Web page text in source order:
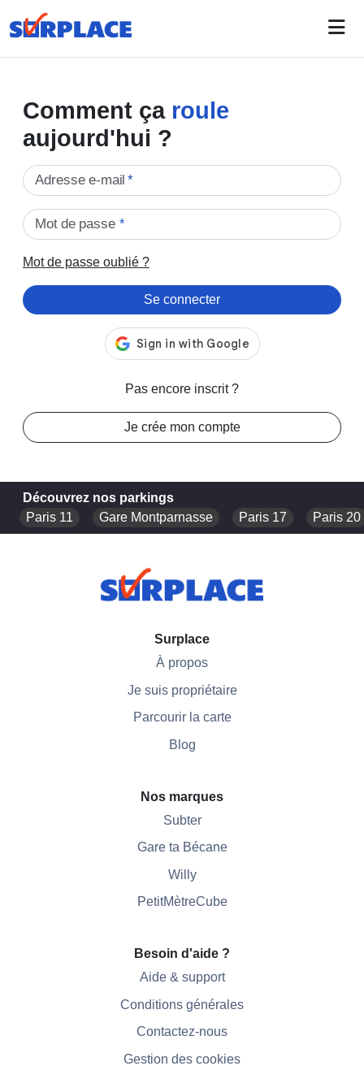
Comment ça roule
aujourd'hui ?
Adresse e-mail *
Mot de passe *
Mot de passe oublié ?
Se connecter
Pas encore inscrit ?
Je crée mon compte
Découvrez nos parkings
Paris 11
Gare Montparnasse Paris 17 Paris 20
Surplace
À propos
Je suis propriétaire
Parcourir la carte
Blog
Nos marques
Subter
Gare ta Bécane
Willy
PetitMètreCube
Besoin d'aide ?
Aide & support
Conditions générales
Contactez-nous
Gestion des cookies